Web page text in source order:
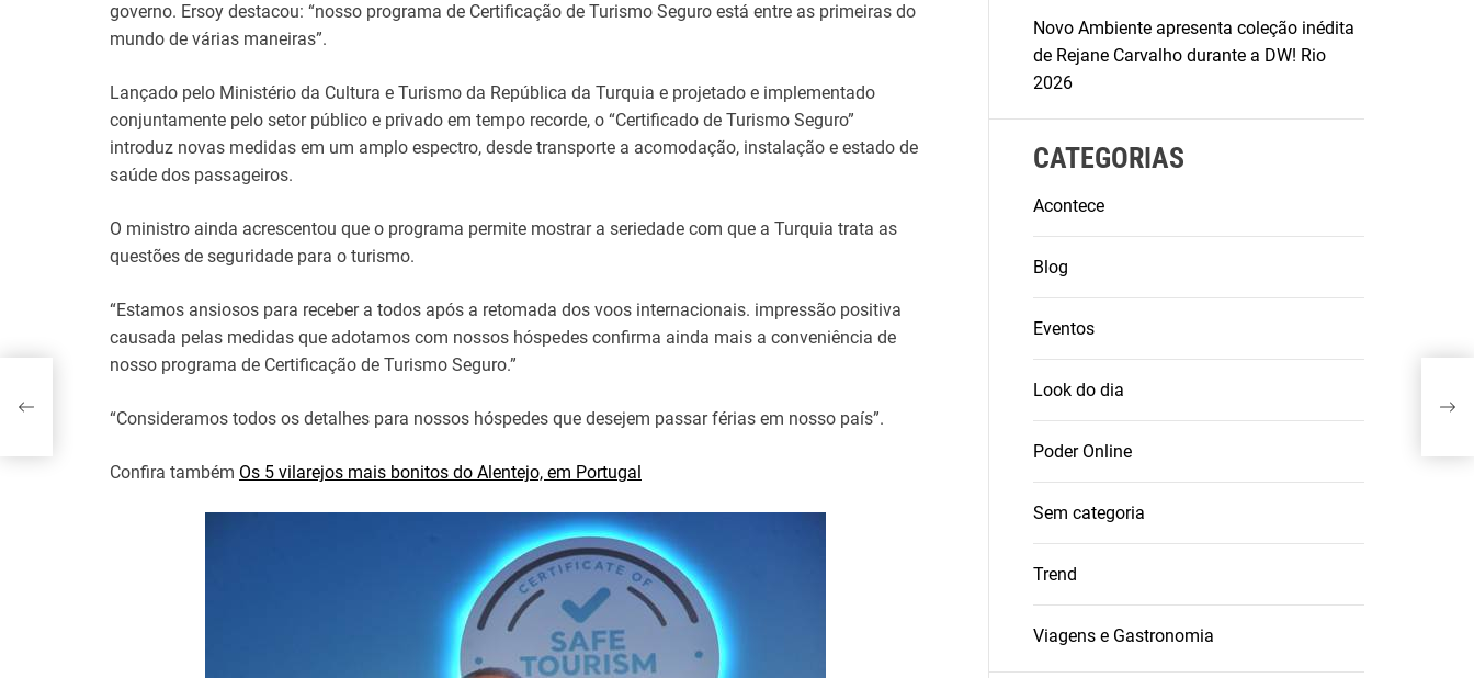
governo. Ersoy destacou: “nosso programa de Certificação de Turismo Seguro está entre as primeiras do
mundo de várias maneiras”.
Lançado pelo Ministério da Cultura e Turismo da República da Turquia e projetado e implementado
conjuntamente pelo setor público e privado em tempo recorde, o “Certificado de Turismo Seguro”
introduz novas medidas em um amplo espectro, desde transporte a acomodação, instalação e estado de
saúde dos passageiros.
O ministro ainda acrescentou que o programa permite mostrar a seriedade com que a Turquia trata as
questões de seguridade para o turismo.
“Estamos ansiosos para receber a todos após a retomada dos voos internacionais. impressão positiva
causada pelas medidas que adotamos com nossos hóspedes confirma ainda mais a conveniência de
nosso programa de Certificação de Turismo Seguro.”
“Consideramos todos os detalhes para nossos hóspedes que desejem passar férias em nosso país”.
Confira também Os 5 vilarejos mais bonitos do Alentejo, em Portugal
Novo Ambiente apresenta coleção inédita
de Rejane Carvalho durante a DW! Rio
2026
CATEGORIAS
Acontece
Blog
Eventos
Look do dia
Poder Online
Sem categoria
Trend
Viagens e Gastronomia